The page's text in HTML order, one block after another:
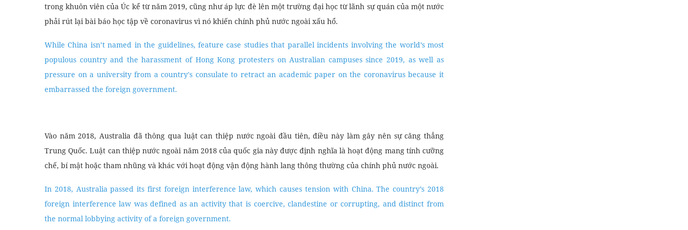
trong khuôn viên của Úc kể từ năm 2019, cũng như áp lực đè lên một trường đại học từ lãnh sự quán của một nước
phải rút lại bài báo học tập về coronavirus vì nó khiến chính phủ nước ngoài xấu hổ.
While China isn’t named in the guidelines, feature case studies that parallel incidents involving the world’s most
populous country and the harassment of Hong Kong protesters on Australian campuses since 2019, as well as
pressure on a university from a country's consulate to retract an academic paper on the coronavirus because it
embarrassed the foreign government.
Vào năm 2018, Australia đã thông qua luật can thiệp nước ngoài đầu tiên, điều này làm gây nên sự căng thẳng
Trung Quốc. Luật can thiệp nước ngoài năm 2018 của quốc gia này được định nghĩa là hoạt động mang tính cưỡng
chế, bí mật hoặc tham nhũng và khác với hoạt động vận động hành lang thông thường của chính phủ nước ngoài.
In 2018, Australia passed its first foreign interference law, which causes tension with China. The country’s 2018
foreign interference law was defined as an activity that is coercive, clandestine or corrupting, and distinct from
the normal lobbying activity of a foreign government.